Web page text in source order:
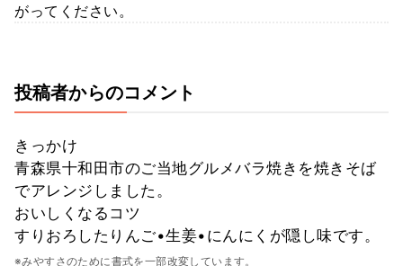
がってください。
投稿者からのコメント
きっかけ
青森県十和田市のご当地グルメバラ焼きを焼きそば
でアレンジしました。
おいしくなるコツ
すりおろしたりんご•生姜•にんにくが隠し味です。
※みやすさのために書式を一部改変しています。